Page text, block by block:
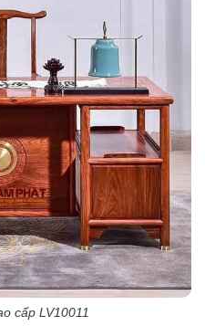
cấp LV10011